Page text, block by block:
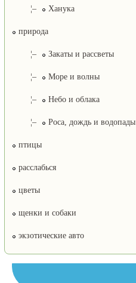
¦– Ханука
природа
¦– Закаты и рассветы
¦– Море и волны
¦– Небо и облака
¦– Роса, дождь и водопады
птицы
расслабься
цветы
щенки и собаки
экзотические авто